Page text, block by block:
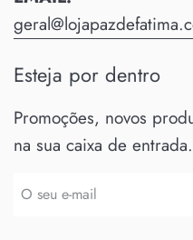
Esteja por dentro
Promoções, novos
na sua caixa de entrada.